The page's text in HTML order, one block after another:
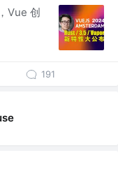
Vue 创
191